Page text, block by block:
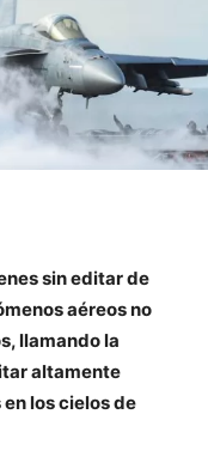
sin editar de
aéreos no
llamando la
altamente
los cielos de